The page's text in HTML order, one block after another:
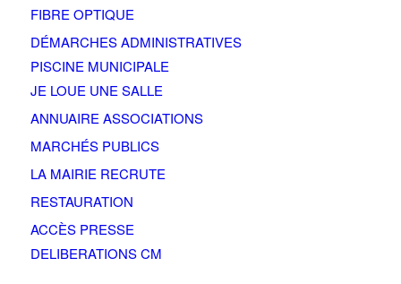
FIBRE OPTIQUE
DÉMARCHES ADMINISTRATIVES
PISCINE MUNICIPALE
JE LOUE UNE SALLE
ANNUAIRE ASSOCIATIONS
MARCHÉS PUBLICS
LA MAIRIE RECRUTE
RESTAURATION
ACCÈS PRESSE
DELIBERATIONS CM